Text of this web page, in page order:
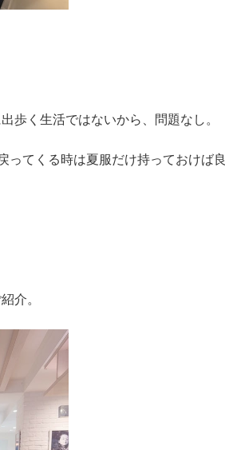
歩く生活ではないから、問題なし。
ってくる時は夏服だけ持っておけば良
介。